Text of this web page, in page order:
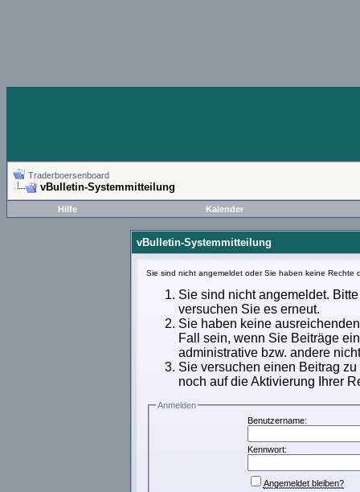
Traderboersenboard
vBulletin-Systemmitteilung
Hilfe Kalender
vBulletin-Systemmitteilung
Sie sind nicht angemeldet oder Sie haben keine
Sie sind nicht angemeldet.
versuchen Sie es erneut.
Sie haben keine
Fall sein, wenn Sie Beiträge
administrative bzw. andere
Sie versuchen einen Beitrag
noch auf die Aktivierung Ihrer
Anmelden
Benutzername:
Kennwort:
Angemeldet bleiben?